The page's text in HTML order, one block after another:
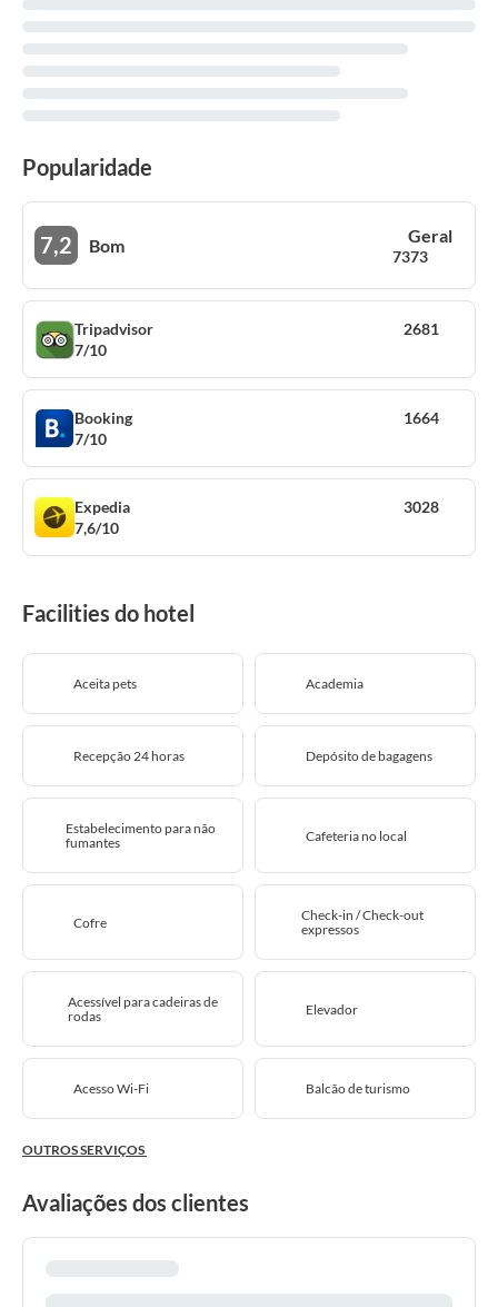
Popularidade
7,2 Bom Geral
7373
Tripadvisor
7/10
2681
Booking
7/10
1664
Expedia
7,6/10
3028
Facilities do hotel
Aceita pets Academia
Recepção 24 horas Depósito de bagagens
Estabelecimento para não
fumantes
Cafeteria no local
Cofre
Check-in / Check-out
expressos
Acessível para cadeiras de
rodas
Elevador
Acesso Wi-Fi Balcão de turismo
OUTROS SERVIÇOS
Avaliações dos clientes